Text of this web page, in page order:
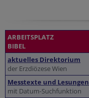
ARBEITSPLATZ
BIBEL
aktuelles Direktorium
der Erzdiözese Wien
Messtexte und Lesungen
mit Datum-Suchfunktion